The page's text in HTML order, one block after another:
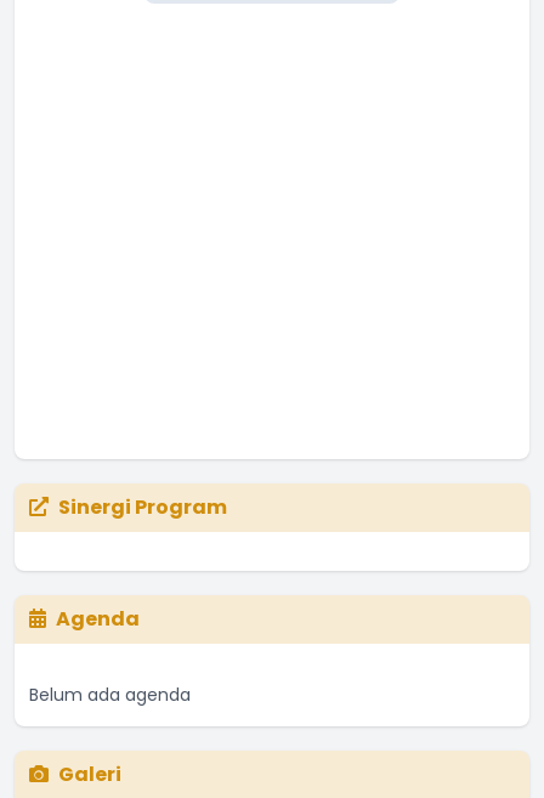
Sinergi Program
Agenda
Belum ada agenda
Galeri